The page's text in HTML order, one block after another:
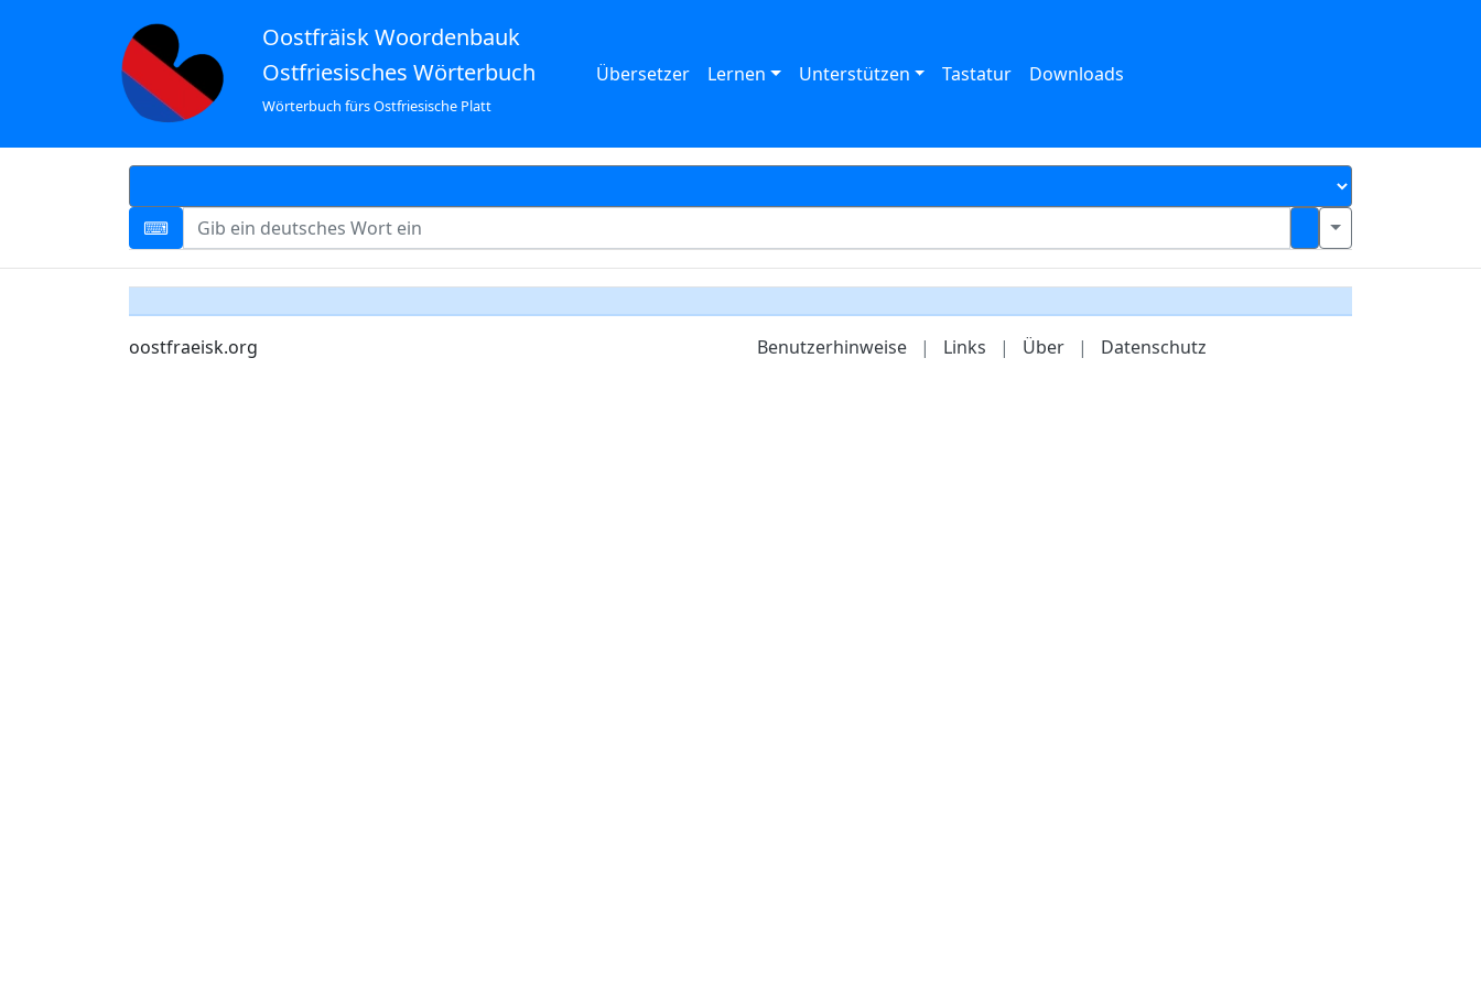
Oostfräisk Woordenbauk
Ostfriesisches Wörterbuch
Wörterbuch fürs Ostfriesische Platt
Übersetzer Lernen Unterstützen Tastatur Downloads
oostfraeisk.org Benutzerhinweise | Links | Über | Datenschutz